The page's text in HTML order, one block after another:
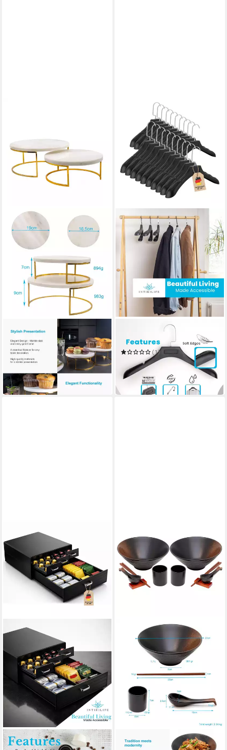
Kuchenplatte
38,99 € UVP 49,99 €
-22%
in 4-5 Werktagen bei dir
Kleiderbügel
(1)
30,99 € UVP 44,99 €
-31%
in 4-5 Werktagen bei dir
INTIRILIFE
INTIRILIFE